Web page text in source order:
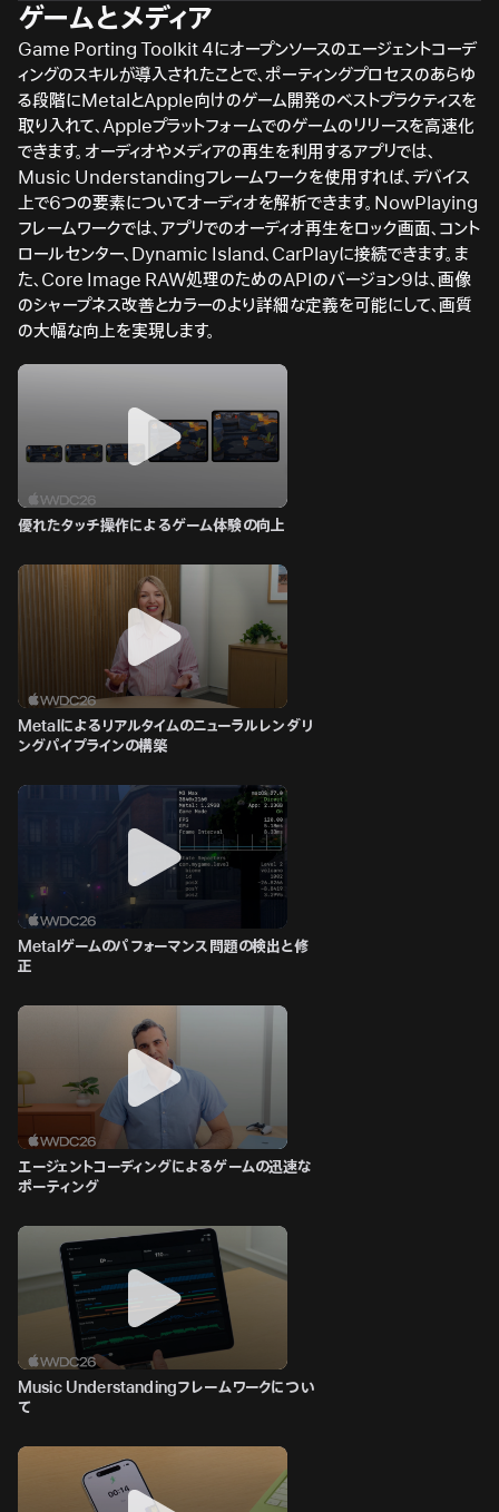
ゲームとメディア
Game Porting Toolkit 4にオープンソースのエージェントコーデ
ィングのスキルが導入されたことで、ポーティングプロセスのあらゆ
る段階にMetalとApple向けのゲーム開発のベストプラクティスを
取り入れて、Appleプラットフォームでのゲームのリリースを高速化
できます。オーディオやメディアの再生を利用するアプリでは、
Music Understandingフレームワークを使用すれば、デバイス
上で6つの要素についてオーディオを解析できます。NowPlaying
フレームワークでは、アプリでのオーディオ再生をロック画面、コント
ロールセンター、Dynamic Island、CarPlayに接続できます。ま
た、Core Image RAW処理のためのAPIのバージョン9は、画像
のシャープネス改善とカラーのより詳細な定義を可能にして、画質
の大幅な向上を実現します。
優れたタッチ操作によるゲーム体験の向上
Metalによるリアルタイムのニューラルレンダリ
ングパイプラインの構築
Metalゲームのパフォーマンス問題の検出と修
正
エージェントコーディングによるゲームの迅速な
ポーティング
Music Understandingフレームワークについ
て